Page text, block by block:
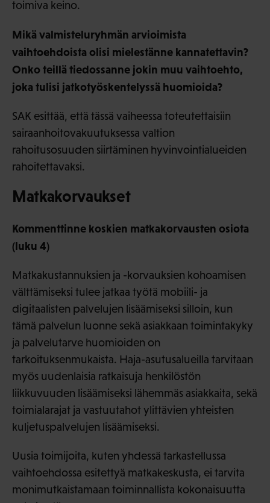
toimiva keino.
Mikä valmisteluryhmän arvioimista
vaihtoehdoista olisi mielestänne kannatettavin?
Onko teillä tiedossanne jokin muu vaihtoehto,
joka tulisi jatkotyöskentelyssä huomioida?
SAK esittää, että tässä vaiheessa toteutettaisiin
sairaanhoitovakuutuksessa valtion
rahoitusosuuden siirtäminen hyvinvointialueiden
rahoitettavaksi.
Matkakorvaukset
Kommenttinne koskien matkakorvausten osiota
(luku 4)
Matkakustannuksien ja -korvauksien kohoamisen
välttämiseksi tulee jatkaa työtä mobiili- ja
digitaalisten palvelujen lisäämiseksi silloin, kun
tämä palvelun luonne sekä asiakkaan toimintakyky
ja palvelutarve huomioiden on
tarkoituksenmukaista. Haja-asutusalueilla tarvitaan
myös uudenlaisia ratkaisuja henkilöstön
liikkuvuuden lisäämiseksi lähemmäs asiakkaita, sekä
toimialarajat ja vastuutahot ylittävien yhteisten
kuljetuspalvelujen lisäämiseksi.
Uusia toimijoita, kuten yhdessä tarkastellussa
vaihtoehdossa esitettyä matkakeskusta, ei tarvita
monimutkaistamaan toiminnallista kokonaisuutta